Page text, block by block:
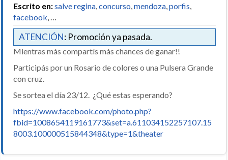
Escrito en:salve regina,concurso,mendoza,porfis,
facebook, …
ATENCIÓN: Promoción ya pasada.
Mientras más compartís más chances de ganar!!
Participás por un Rosario de colores o una Pulsera Grande
con cruz.
Se sortea el día 23/12. ¿Qué estas esperando?
https://www.facebook.com/photo.php?
fbid=1008654119161773&set=a.611034152257107.15
8003.100000515844348&type=1&theater